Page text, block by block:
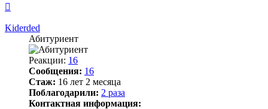
началу
Kiderded
Абитуриент
Реакции: 16
Сообщения: 16
Стаж: 16 лет 2 месяца
Поблагодарили: 2 раза
Контактная информация: